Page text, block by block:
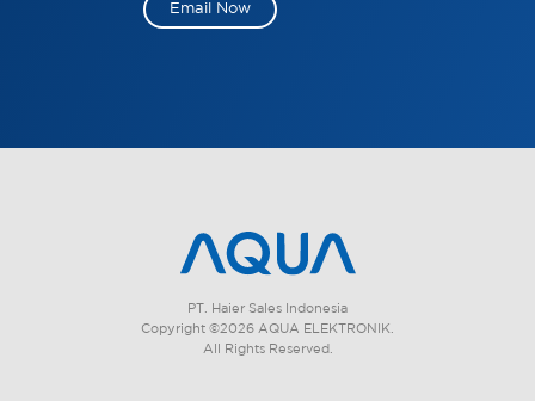
Email Now
PT. Haier Sales Indonesia
Copyright ©2026 AQUA ELEKTRONIK.
All Rights Reserved.